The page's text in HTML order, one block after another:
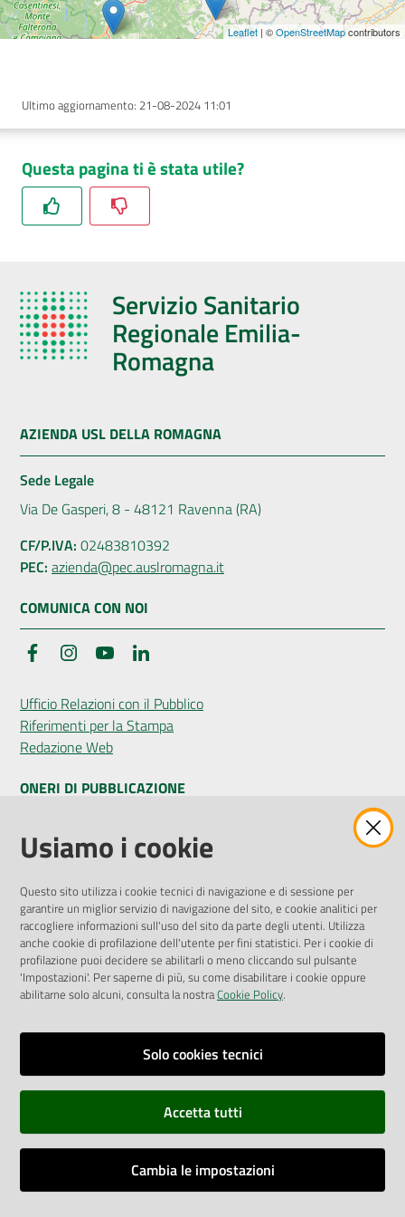
Leaflet | ©OpenStreetMapcontributors
Ultimo aggiornamento: 21-08-2024 11:01
Questa pagina ti è stata utile?
Servizio Sanitario
Regionale Emilia-
Romagna
AZIENDA USL DELLA ROMAGNA
Sede Legale
Via De Gasperi, 8 - 48121 Ravenna (RA)
CF/P.IVA: 02483810392
PEC: azienda@pec.auslromagna.it
COMUNICA CON NOI
FacebookInstagramYouTube
Ufficio Relazioni con il Pubblico
Riferimenti per la Stampa
Redazione Web
ONERI DI PUBBLICAZIONE
Amministrazione Trasparente
Pubblicità legale
Privacy Policy
Attuazione Misure PNRR
Liste di Attesa
ENTI, IMPRESE E PARTNER
Fatturazione Elettronica
Richiesta Patrocinio
Dichiarazione di Accessibilità
Dati di Monitoraggio
Usiamo i cookie
Questo sito utilizza i cookie tecnici di navigazione e di sessione per
garantire un miglior servizio di navigazione del sito, e cookie analitici per
raccogliere informazioni sull'uso del sito da parte degli utenti. Utilizza
anche cookie di profilazione dell'utente per fini statistici. Per i cookie di
profilazione puoi decidere se abilitarli o meno cliccando sul pulsante
'Impostazioni'. Per saperne di più, su come disabilitare i cookie oppure
abilitarne solo alcuni, consulta la nostraCookie Policy.
Solo cookies tecnici
Accetta tutti
Cambia le impostazioni